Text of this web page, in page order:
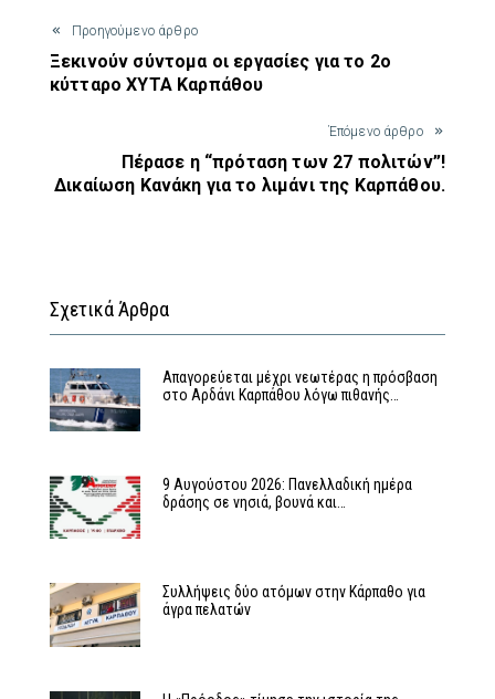
Προηγούμενο άρθρο
Ξεκινούν σύντομα οι εργασίες για το 2ο
κύτταρο ΧΥΤΑ Καρπάθου
Έπόμενο άρθρο
Πέρασε η “πρόταση των 27 πολιτών”!
Δικαίωση Κανάκη για το λιμάνι της Καρπάθου.
Σχετικά Άρθρα
Απαγορεύεται μέχρι νεωτέρας η πρόσβαση
στο Αρδάνι Καρπάθου λόγω πιθανής…
9 Αυγούστου 2026: Πανελλαδική ημέρα
δράσης σε νησιά, βουνά και…
Συλλήψεις δύο ατόμων στην Κάρπαθο για
άγρα πελατών